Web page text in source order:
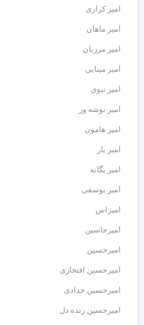
امیر کراری
امیر ماهان
امیر مرزبان
امیر مینایی
امیر نبوی
امیر نوشه ور
امیر هامون
امیر یار
امیر یگانه
امیر یوسفی
امیراس
امیرحاسین
امیرحسین
امیرحسین افتخاری
امیرحسین حدادی
امیرحسین زنده دل